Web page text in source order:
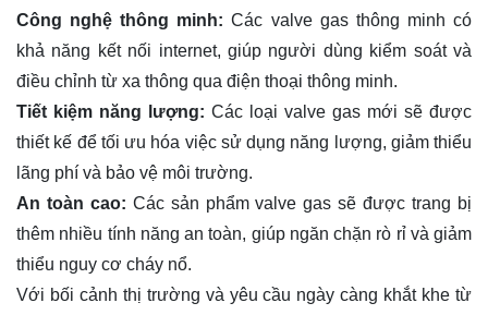
Công nghệ thông minh: Các valve gas thông minh có
khả năng kết nối internet, giúp người dùng kiểm soát và
điều chỉnh từ xa thông qua điện thoại thông minh.
Tiết kiệm năng lượng: Các loại valve gas mới sẽ được
thiết kế để tối ưu hóa việc sử dụng năng lượng, giảm thiểu
lãng phí và bảo vệ môi trường.
An toàn cao: Các sản phẩm valve gas sẽ được trang bị
thêm nhiều tính năng an toàn, giúp ngăn chặn rò rỉ và giảm
thiểu nguy cơ cháy nổ.
Với bối cảnh thị trường và yêu cầu ngày càng khắt khe từ